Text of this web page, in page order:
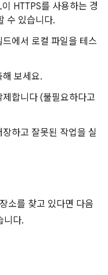
HTTPS를 사용하는 경
수 있습니다.
에서 로컬 파일을 테스
보세요.
합니다 (불필요하다고
하고 잘못된 작업을 실
소를 찾고 있다면 다음
니다.